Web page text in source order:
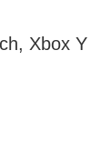
Xbox Y